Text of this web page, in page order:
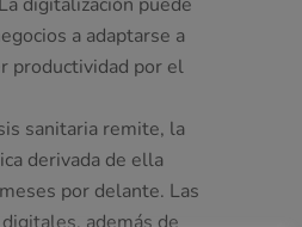
a adaptarse a
productividad por el
sanitaria remite, la
derivada de ella
por delante. Las
además de